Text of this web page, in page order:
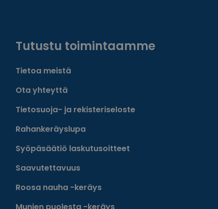
Tutustu toimintaamme
Tietoa meistä
Ota yhteyttä
Tietosuoja- ja rekisteriseloste
Rahankeräyslupa
Syöpäsäätiö laskutusoitteet
Saavutettavuus
Roosa nauha -keräys